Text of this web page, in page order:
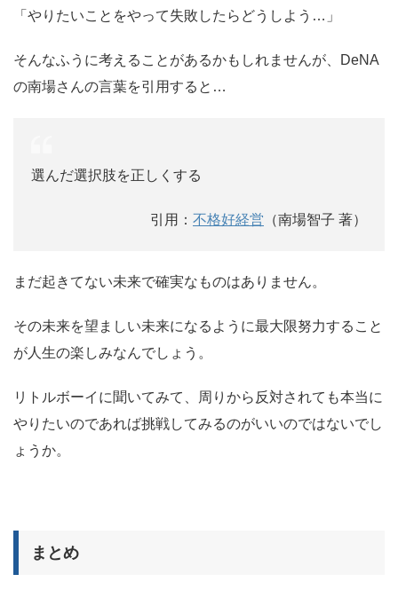
「やりたいことをやって失敗したらどうしよう…」
そんなふうに考えることがあるかもしれませんが、DeNA
の南場さんの言葉を引用すると…
選んだ選択肢を正しくする
引用： 不格好経営 （南場智子 著）
まだ起きてない未来で確実なものはありません。
その未来を望ましい未来になるように最大限努力すること
が人生の楽しみなんでしょう。
リトルボーイに聞いてみて、周りから反対されても本当に
やりたいのであれば挑戦してみるのがいいのではないでし
ょうか。
まとめ